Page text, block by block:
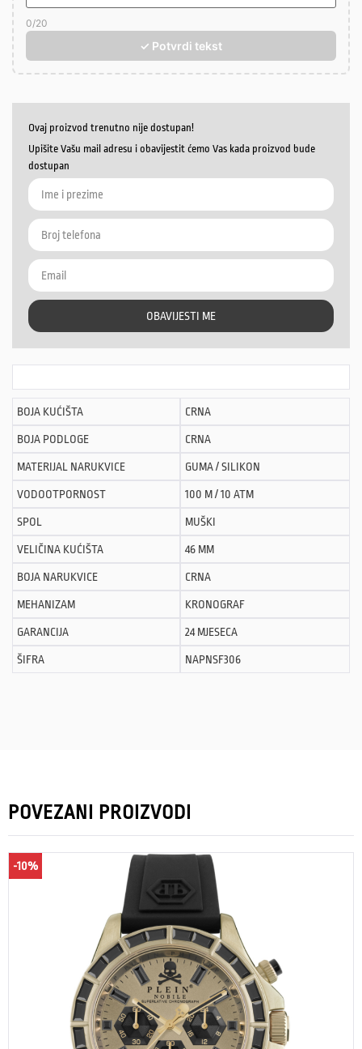
0/20
✓ Potvrdi tekst
Ovaj proizvod trenutno nije dostupan!
Upišite Vašu mail adresu i obavijestit ćemo Vas kada proizvod bude
dostupan
OBAVIJESTI ME
BOJA KUĆIŠTA CRNA
BOJA PODLOGE CRNA
MATERIJAL NARUKVICE GUMA / SILIKON
VODOOTPORNOST 100 M / 10 ATM
SPOL MUŠKI
VELIČINA KUĆIŠTA 46 MM
BOJA NARUKVICE CRNA
MEHANIZAM KRONOGRAF
GARANCIJA 24 MJESECA
ŠIFRA NAPNSF306
POVEZANI PROIZVODI
-10%